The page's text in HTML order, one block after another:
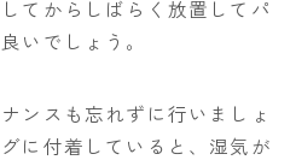
てからしばらく放置してパ
いでしょう。
ンスも忘れずに行いましょ
に付着していると、湿気が